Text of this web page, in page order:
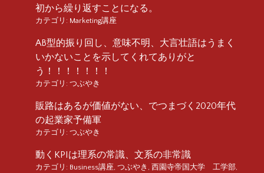
初から繰り返すことになる。
カテゴリ: Marketing講座
AB型的振り回し、意味不明、大言壮語はうまく
いかないことを示してくれてありがと
う！！！！！！！
カテゴリ: つぶやき
販路はあるが価値がない、でつまづく2020年代
の起業家予備軍
カテゴリ: つぶやき
動くKPIは理系の常識、文系の非常識
カテゴリ: Business講座, つぶやき , 西園寺帝国大学 工学部,